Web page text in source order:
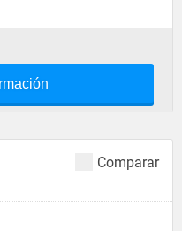
Comparar